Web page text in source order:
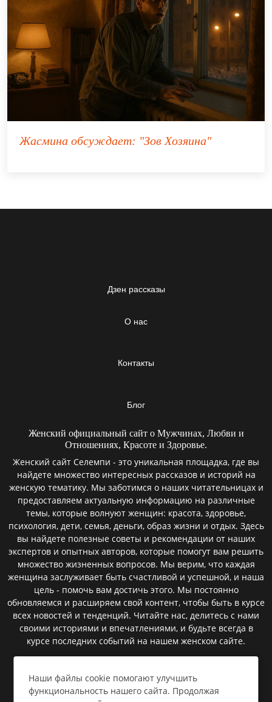
Жасмина обсуждает: "Зов Хозяина"
Дзен рассказы
О нас
Контакты
Блог
Женский официальный сайт о Мужчинах, Любви и
Отношениях, Красоте и Здоровье.
Женский сайт Селемпи - это уникальная площадка, где вы
найдете множество интересных рассказов и историй на
женскую тематику. Мы заботимся о наших читательницах и
предоставляем актуальную информацию на различные
темы, которые волнуют женщин: красота, здоровье,
психология, дети, семья, деньги, образ жизни и отдых. Здесь
вы найдете полезные советы и рекомендации от наших
экспертов и опытных авторов, которые помогут вам решить
множество жизненных вопросов. Мы верим, что каждая
женщина заслуживает быть счастливой и успешной, и наша
цель - помочь вам достичь этого. Мы постоянно
обновляемся и расширяем свой контент, чтобы быть в курсе
всех новостей и тенденций. Читайте нас, делитесь с нами
своими историями и впечатлениями, и будьте всегда в
курсе последних событий на нашем женском сайте.
Пользовательское соглашение
Наши файлы cookie помогают улучшить
функциональность нашего сайта. Продолжая